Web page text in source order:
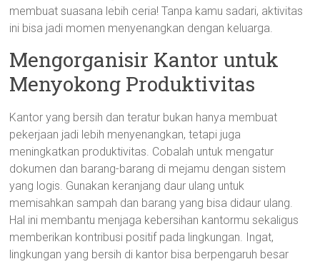
membuat suasana lebih ceria! Tanpa kamu sadari, aktivitas
ini bisa jadi momen menyenangkan dengan keluarga.
Mengorganisir Kantor untuk
Menyokong Produktivitas
Kantor yang bersih dan teratur bukan hanya membuat
pekerjaan jadi lebih menyenangkan, tetapi juga
meningkatkan produktivitas. Cobalah untuk mengatur
dokumen dan barang-barang di mejamu dengan sistem
yang logis. Gunakan keranjang daur ulang untuk
memisahkan sampah dan barang yang bisa didaur ulang.
Hal ini membantu menjaga kebersihan kantormu sekaligus
memberikan kontribusi positif pada lingkungan. Ingat,
lingkungan yang bersih di kantor bisa berpengaruh besar